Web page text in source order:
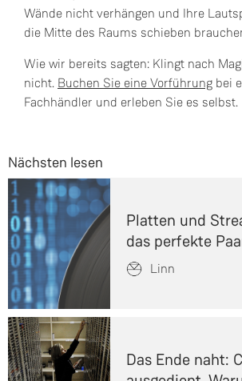
Wände nicht verhängen und Ihre
die Mitte des Raums schieben
Wie wir bereits sagten: Klingt nach
nicht. Buchen Sie eine Vorführung bei
Fachhändler und erleben Sie es selbst.
Nächsten lesen
Platten und
das perfekte
Linn
Das Ende naht: